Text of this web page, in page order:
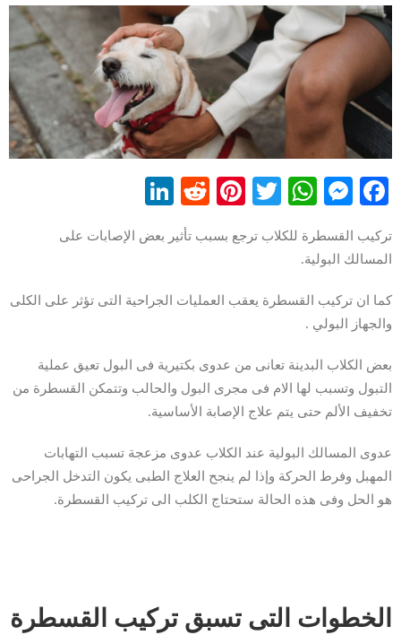
Facebook
Messenger
WhatsApp
Twitter
Pinterest
Reddit
تركيب القسطرة للكلاب ترجع بسبب تأثير بعض الإصابات على
المسالك البولية.
كما ان تركيب القسطرة يعقب العمليات الجراحية التى تؤثر على الكلى
والجهاز البولي .
بعض الكلاب البدينة تعانى من عدوى بكتيرية فى البول تعيق عملية
التبول وتسبب لها الام فى مجرى البول والحالب وتتمكن القسطرة من
تخفيف الألم حتى يتم علاج الإصابة الأساسية.
عدوى المسالك البولية عند الكلاب عدوى مزعجة تسبب التهابات
المهبل وفرط الحركة وإذا لم ينجح العلاج الطبى يكون التدخل الجراحى
هو الحل وفى هذه الحالة ستحتاج الكلب الى تركيب القسطرة.
الخطوات التى تسبق تركيب القسطرة